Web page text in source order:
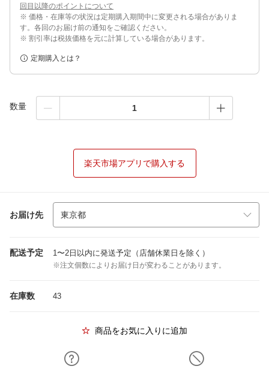
回目以降のポイントについて
※ 価格・在庫等の状況は定期購入期間中に変更される場合がありま
す。各回のお届け前の通知をご確認ください。
※ 割引率は税抜価格を元に計算している場合があります。
定期購入とは？
数量
楽天市場アプリで購入する
お届け先
配送予定 1〜2日以内に発送予定（店舗休業日を除く）
※注文個数によりお届け日が変わることがあります。
在庫数 43
商品をお気に入りに追加